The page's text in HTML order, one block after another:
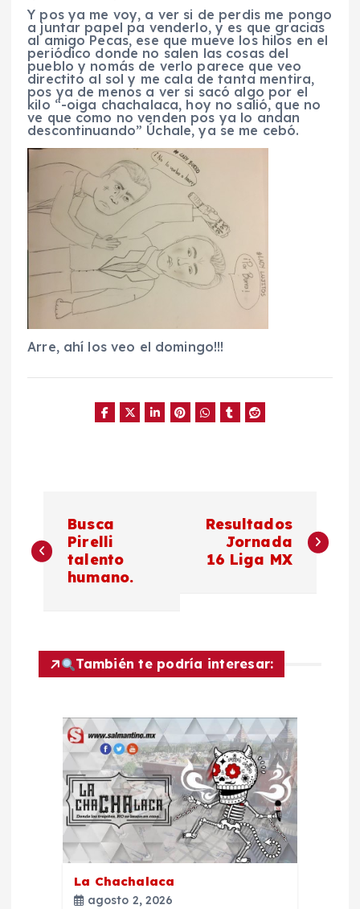
Y pos ya me voy, a ver si de perdis me pongo
a juntar papel pa venderlo, y es que gracias
al amigo Pecas, ese que mueve los hilos en el
periódico donde no salen las cosas del
pueblo y nomás de verlo parece que veo
directito al sol y me cala de tanta mentira,
pos ya de menos a ver si sacó algo por el
kilo “-oiga chachalaca, hoy no salió, que no
ve que como no venden pos ya lo andan
descontinuando” Úchale, ya se me cebó.
Arre, ahí los veo el domingo!!!
a
g
Busca
Pirelli
talento
humano.
Resultados
Jornada
16 Liga MX
También te podría interesar:
La Chachalaca
agosto 2, 2026